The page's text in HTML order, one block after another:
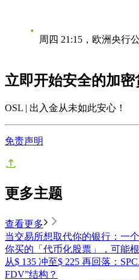
周四 21:15，欧洲央行
立即开始安全的加密
OSL | 出入金从未如此安心 ！
免责声明
更多主题
查看更多
当交易所想取代你的银行：一
你买的「代币化股票」，可能
从$ 135 冲至$ 225 再回落：
FDV”结构？